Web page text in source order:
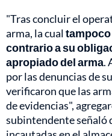
"Tras concluir el
arma, la cual
contrario a su
apropiado del arma.
por las denuncias de
verificaron que las
de evidencias",
subintendente señaló